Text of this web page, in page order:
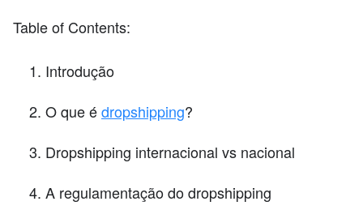
Table of Contents:
Introdução
O que édropshipping?
Dropshipping internacional vs nacional
A regulamentação do dropshipping